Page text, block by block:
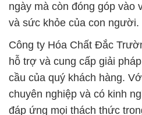
ngày mà còn đóng góp vào
và sức khỏe của con người.
Công ty Hóa Chất Đắc
hỗ trợ và cung cấp giải
cầu của quý khách hàng.
chuyên nghiệp và có kinh
đáp ứng mọi thách thức